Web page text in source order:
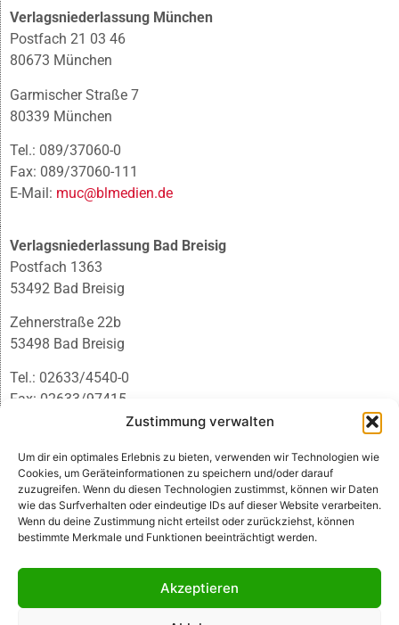
Zustimmung verwalten
Um dir ein optimales Erlebnis zu bieten, verwenden wir Technologien wie
Cookies, um Geräteinformationen zu speichern und/oder darauf
zuzugreifen. Wenn du diesen Technologien zustimmst, können wir Daten
wie das Surfverhalten oder eindeutige IDs auf dieser Website verarbeiten.
Wenn du deine Zustimmung nicht erteilst oder zurückziehst, können
bestimmte Merkmale und Funktionen beeinträchtigt werden.
Akzeptieren
Verlagsniederlassung München
Postfach 21 03 46
80673 München
Garmischer Straße 7
80339 München
Tel.: 089/37060-0
Fax: 089/37060-111
E-Mail: muc@blmedien.de
Verlagsniederlassung Bad Breisig
Postfach 1363
53492 Bad Breisig
Zehnerstraße 22b
53498 Bad Breisig
Tel.: 02633/4540-0
Fax: 02633/97415
infobb@blmedien.de